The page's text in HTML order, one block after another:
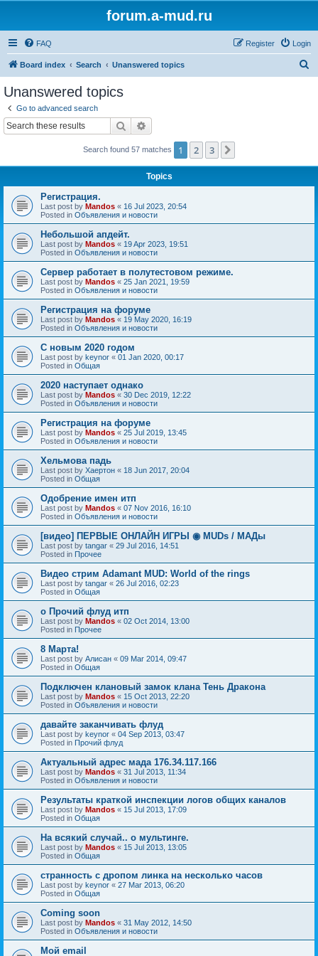
forum.a-mud.ru
FAQ Login
Register
Board index Search Unanswered topics
Unanswered topics
Go to advanced search
Search
Search found 57 matches 1 2 3
Topics
Регистрация.
Last post by Mandos « 16 Jul 2023, 20:54
Posted in Объявления и новости
Небольшой апдейт.
Last post by Mandos « 19 Apr 2023, 19:51
Posted in Объявления и новости
Сервер работает в полутестовом режиме.
Last post by Mandos « 25 Jan 2021, 19:59
Posted in Объявления и новости
Регистрация на форуме
Last post by Mandos « 19 May 2020, 16:19
Posted in Объявления и новости
С новым 2020 годом
Last post by keynor « 01 Jan 2020, 00:17
Posted in Общая
2020 наступает однако
Last post by Mandos « 30 Dec 2019, 12:22
Posted in Объявления и новости
Регистрация на форуме
Last post by Mandos « 25 Jul 2019, 13:45
Posted in Объявления и новости
Хельмова падь
Last post by Хаертон « 18 Jun 2017, 20:04
Posted in Общая
Одобрение имен итп
Last post by Mandos « 07 Nov 2016, 16:10
Posted in Объявления и новости
[видео] ПЕРВЫЕ ОНЛАЙН ИГРЫ ◉ MUDs / МАДы
Last post by tangar « 29 Jul 2016, 14:51
Posted in Прочее
Видео стрим Adamant MUD: World of the rings
Last post by tangar « 26 Jul 2016, 02:23
Posted in Общая
о Прочий флуд итп
Last post by Mandos « 02 Oct 2014, 13:00
Posted in Прочее
8 Марта!
Last post by Алисан « 09 Mar 2014, 09:47
Posted in Общая
Подключен клановый замок клана Тень Дракона
Last post by Mandos « 15 Oct 2013, 22:20
Posted in Объявления и новости
давайте заканчивать флуд
Last post by keynor « 04 Sep 2013, 03:47
Posted in Прочий флуд
Актуальный адрес мада 176.34.117.166
Last post by Mandos « 31 Jul 2013, 11:34
Posted in Объявления и новости
Результаты краткой инспекции логов общих каналов
Last post by Mandos « 15 Jul 2013, 17:09
Posted in Общая
На всякий случай.. о мультинге.
Last post by Mandos « 15 Jul 2013, 13:05
Posted in Общая
странность с дропом линка на несколько часов
Last post by keynor « 27 Mar 2013, 06:20
Posted in Общая
Coming soon
Last post by Mandos « 31 May 2012, 14:50
Posted in Объявления и новости
Мой email